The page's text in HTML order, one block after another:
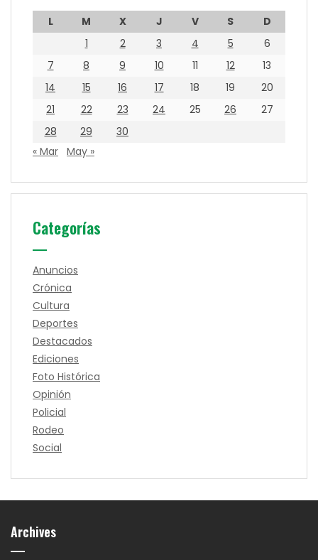
L M X J V S
D
1
2 3 4 5
6
7
8 9 10 11 12
13
14
15 16 17 18 19
20
21
22 23 24 25 26
27
28
29
30
« Mar May »
Categorías
Anuncios
Crónica
Cultura
Deportes
Destacados
Ediciones
Foto Histórica
Opinión
Policial
Rodeo
Social
Archives